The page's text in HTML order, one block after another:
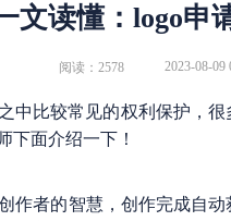
文读懂：logo申
阅读：2578 2023-08-09
中比较常见的权利保护，
下面介绍一下！
作者的智慧，创作完成自